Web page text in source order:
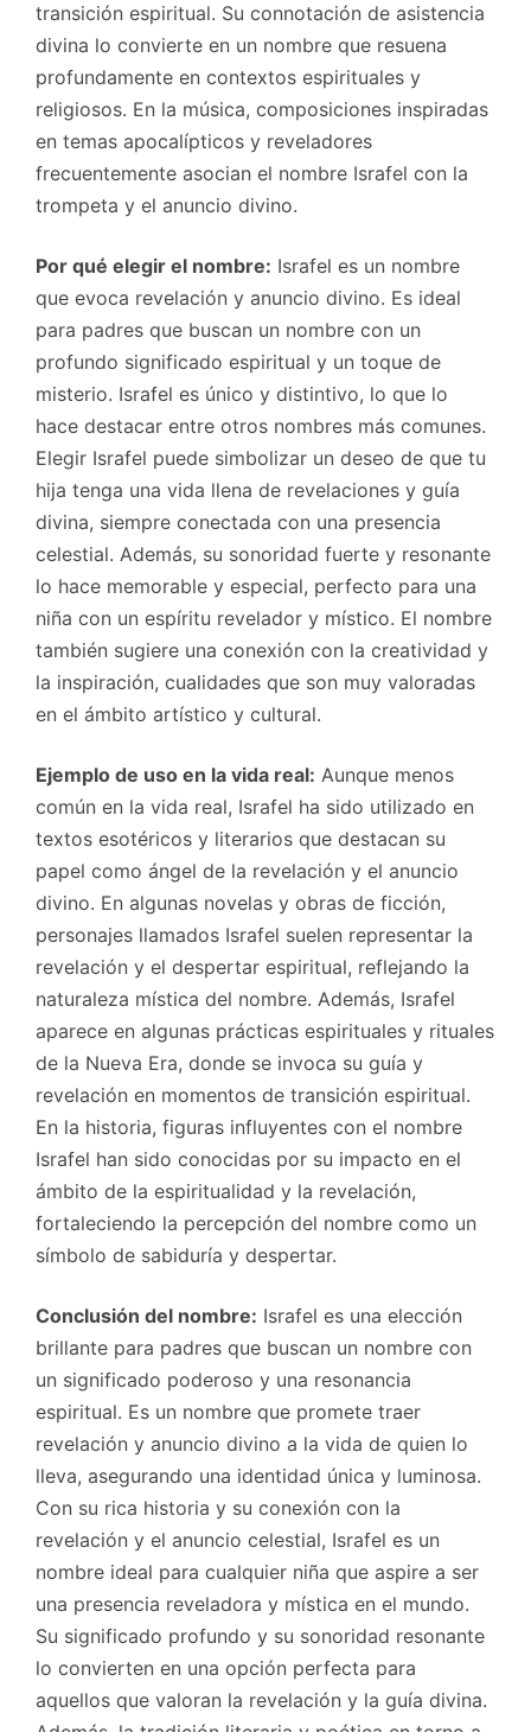
transición espiritual. Su connotación de asistencia
divina lo convierte en un nombre que resuena
profundamente en contextos espirituales y
religiosos. En la música, composiciones inspiradas
en temas apocalípticos y reveladores
frecuentemente asocian el nombre Israfel con la
trompeta y el anuncio divino.
Por qué elegir el nombre: Israfel es un nombre
que evoca revelación y anuncio divino. Es ideal
para padres que buscan un nombre con un
profundo significado espiritual y un toque de
misterio. Israfel es único y distintivo, lo que lo
hace destacar entre otros nombres más comunes.
Elegir Israfel puede simbolizar un deseo de que tu
hija tenga una vida llena de revelaciones y guía
divina, siempre conectada con una presencia
celestial. Además, su sonoridad fuerte y resonante
lo hace memorable y especial, perfecto para una
niña con un espíritu revelador y místico. El nombre
también sugiere una conexión con la creatividad y
la inspiración, cualidades que son muy valoradas
en el ámbito artístico y cultural.
Ejemplo de uso en la vida real: Aunque menos
común en la vida real, Israfel ha sido utilizado en
textos esotéricos y literarios que destacan su
papel como ángel de la revelación y el anuncio
divino. En algunas novelas y obras de ficción,
personajes llamados Israfel suelen representar la
revelación y el despertar espiritual, reflejando la
naturaleza mística del nombre. Además, Israfel
aparece en algunas prácticas espirituales y rituales
de la Nueva Era, donde se invoca su guía y
revelación en momentos de transición espiritual.
En la historia, figuras influyentes con el nombre
Israfel han sido conocidas por su impacto en el
ámbito de la espiritualidad y la revelación,
fortaleciendo la percepción del nombre como un
símbolo de sabiduría y despertar.
Conclusión del nombre: Israfel es una elección
brillante para padres que buscan un nombre con
un significado poderoso y una resonancia
espiritual. Es un nombre que promete traer
revelación y anuncio divino a la vida de quien lo
lleva, asegurando una identidad única y luminosa.
Con su rica historia y su conexión con la
revelación y el anuncio celestial, Israfel es un
nombre ideal para cualquier niña que aspire a ser
una presencia reveladora y mística en el mundo.
Su significado profundo y su sonoridad resonante
lo convierten en una opción perfecta para
aquellos que valoran la revelación y la guía divina.